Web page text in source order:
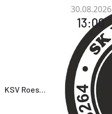
KSV Roeselare
30.08.2026
13:00